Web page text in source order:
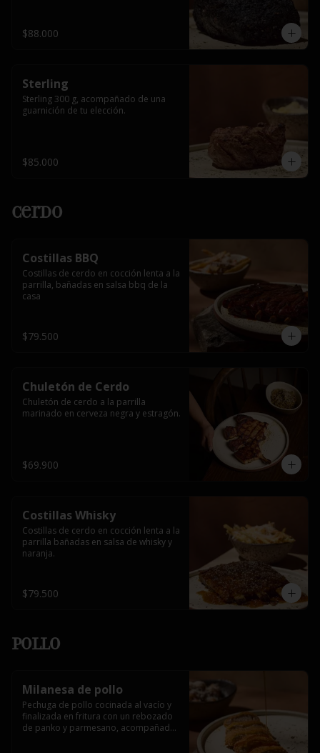
elección.
$88.000
Sterling
Sterling 300 g, acompañado de una
guarnición de tu elección.
$85.000
Cerdo
Costillas BBQ
Costillas de cerdo en cocción lenta a la
parrilla, bañadas en salsa bbq de la
casa
$79.500
Chuletón de Cerdo
Chuletón de cerdo a la parrilla
marinado en cerveza negra y estragón.
$69.900
Costillas Whisky
Costillas de cerdo en cocción lenta a la
parrilla bañadas en salsa de whisky y
naranja.
$79.500
Pollo
Milanesa de pollo
Pechuga de pollo cocinada al vacío y
finalizada en fritura con un rebozado
de panko y parmesano, acompañada